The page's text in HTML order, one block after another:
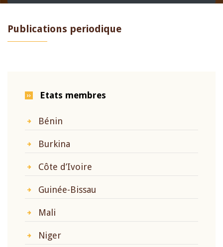
Publications periodique
Etats membres
Bénin
Burkina
Côte d’Ivoire
Guinée-Bissau
Mali
Niger